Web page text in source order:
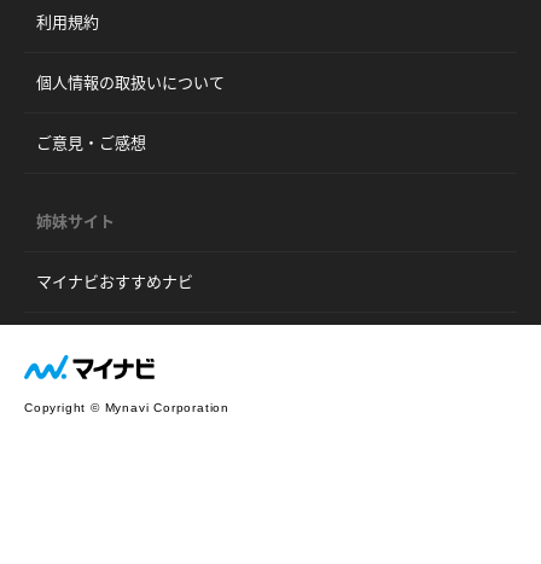
利用規約
個人情報の取扱いについて
ご意見・ご感想
姉妹サイト
マイナビおすすめナビ
Copyright © Mynavi Corporation